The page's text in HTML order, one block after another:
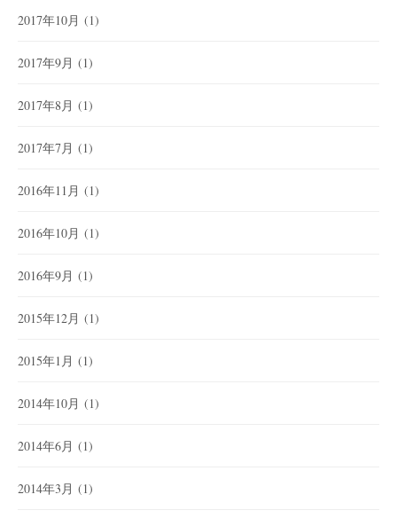
2017年10月 (1)
2017年9月 (1)
2017年8月 (1)
2017年7月 (1)
2016年11月 (1)
2016年10月 (1)
2016年9月 (1)
2015年12月 (1)
2015年1月 (1)
2014年10月 (1)
2014年6月 (1)
2014年3月 (1)